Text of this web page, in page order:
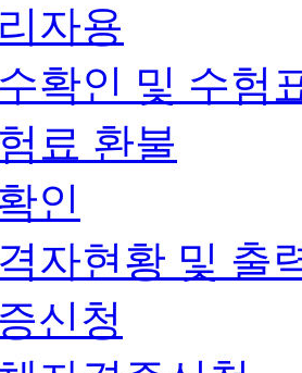
자용
확인 및 수험
료 환불
인
자현황 및 출
신청